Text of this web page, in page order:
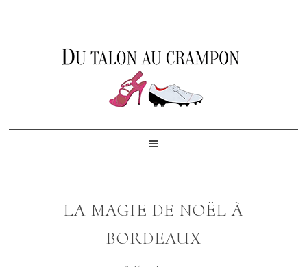
LA MAGIE DE NOËL À
BORDEAUX